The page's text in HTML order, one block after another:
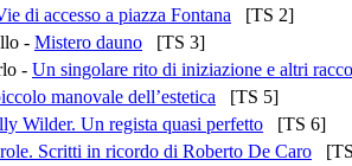
di accesso a piazza Fontana [TS 2]
- Mistero dauno [TS 3]
- Un singolare rito di iniziazione e altri
manovale dell’estetica [TS 5]
Wilder. Un regista quasi perfetto [TS 6]
Scritti in ricordo di Roberto De Caro